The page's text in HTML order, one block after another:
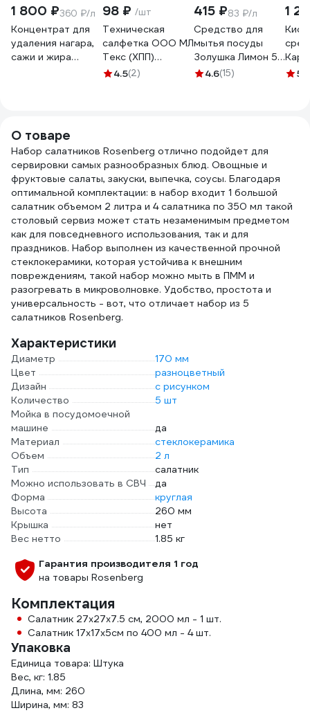
1 800 ₽360 ₽/л
Концентрат для
удаления нагара,
сажи и жира
98 ₽ /шт
Техническая
салфетка ООО МЛ
Текс (ХПП)
80x100 см, серая,
4.5(2)
415 ₽83 ₽/л
Средство для
мытья посуды
Золушка Лимон 5
л бутылка ПЭТ
4.6(15)
1
5
О товаре
Набор салатников Rosenberg отлично подойдет для
сервировки самых разнообразных блюд. Овощные и
фруктовые салаты, закуски, выпечка, соусы. Благодаря
оптимальной комплектации: в набор входит 1 большой
салатник объемом 2 литра и 4 салатника по 350 мл такой
столовый сервиз может стать незаменимым предметом
как для повседневного использования, так и для
праздников. Набор выполнен из качественной прочной
стеклокерамики, которая устойчива к внешним
повреждениям, такой набор можно мыть в ПММ и
разогревать в микроволновке. Удобство, простота и
универсальность - вот, что отличает набор из 5
салатников Rosenberg.
Характеристики
Диаметр
170 мм
Цвет
разноцветный
Дизайн
с рисунком
Количество
5 шт
Мойка в посудомоечной
машине
да
Материал
стеклокерамика
Объем
2 л
Тип
салатник
Можно использовать в СВЧ
да
Форма
круглая
Высота
260 мм
Крышка
нет
Вес нетто
1.85 кг
Гарантия производителя 1 год
на товары Rosenberg
Комплектация
Салатник 27х27х7.5 см, 2000 мл - 1 шт.
Салатник 17х17х5см по 400 мл - 4 шт.
Упаковка
Единица товара: Штука
Вес, кг: 1.85
Длина, мм: 260
Ширина, мм: 83